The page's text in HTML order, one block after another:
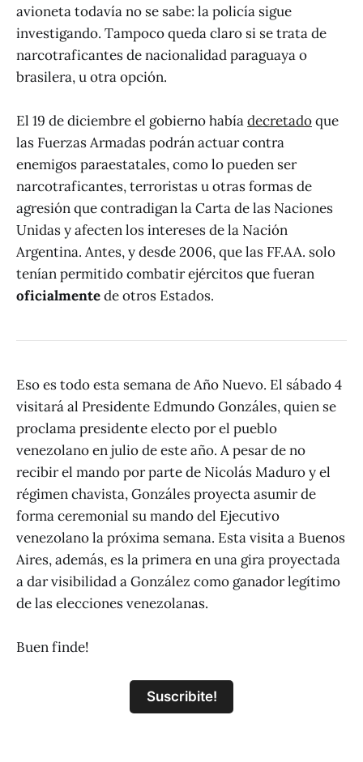
avioneta todavía no se sabe: la policía sigue
investigando. Tampoco queda claro si se trata de
narcotraficantes de nacionalidad paraguaya o
brasilera, u otra opción.
El 19 de diciembre el gobierno habíadecretadoque
las Fuerzas Armadas podrán actuar contra
enemigos paraestatales, como lo pueden ser
narcotraficantes, terroristas u otras formas de
agresión que contradigan la Carta de las Naciones
Unidas y afecten los intereses de la Nación
Argentina. Antes, y desde 2006, que las FF.AA. solo
tenían permitido combatir ejércitos que fueran
oficialmentede otros Estados.
Eso es todo esta semana de Año Nuevo. El sábado 4
visitará al Presidente Edmundo Gonzáles, quien se
proclama presidente electo por el pueblo
venezolano en julio de este año. A pesar de no
recibir el mando por parte de Nicolás Maduro y el
régimen chavista, Gonzáles proyecta asumir de
forma ceremonial su mando del Ejecutivo
venezolano la próxima semana. Esta visita a Buenos
Aires, además, es la primera en una gira proyectada
a dar visibilidad a González como ganador legítimo
de las elecciones venezolanas.
Buen finde!
Suscribite!